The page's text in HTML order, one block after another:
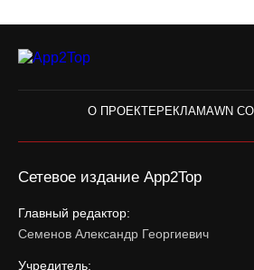
О ПРОЕКТЕ РЕКЛАМАWN
Сетевое издание App2Top
Главный редактор:
Семенов Александр Георгиевич
Учредитель: